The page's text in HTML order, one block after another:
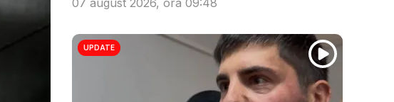
07 august 2026, ora 09:48
UPDATE